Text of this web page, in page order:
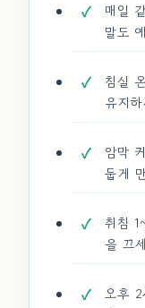
매일
말도
침실
유지
암막
둡게
취침
을 끄
오후 2